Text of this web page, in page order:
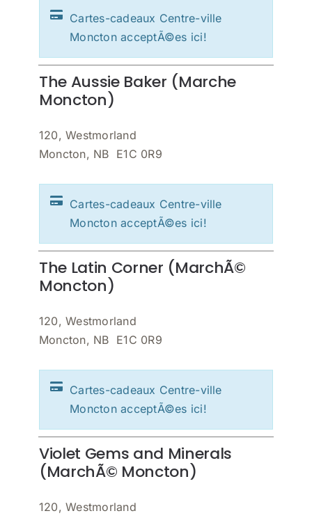
Cartes-cadeaux Centre-ville
Moncton acceptÃ©es ici!
The Aussie Baker (Marche
Moncton)
120, Westmorland
Moncton, NB E1C 0R9
Cartes-cadeaux Centre-ville
Moncton acceptÃ©es ici!
The Latin Corner (MarchÃ©
Moncton)
120, Westmorland
Moncton, NB E1C 0R9
Cartes-cadeaux Centre-ville
Moncton acceptÃ©es ici!
Violet Gems and Minerals
(MarchÃ© Moncton)
120, Westmorland